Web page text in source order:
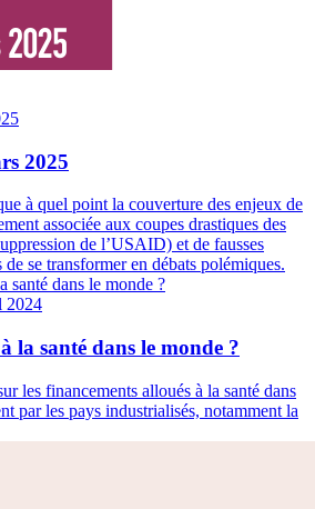
2025
à quel point la couverture des enjeux de
associée aux coupes drastiques des
de l’USAID) et de fausses
se transformer en débats polémiques.
2024
la santé dans le monde ?
les financements alloués à la santé dans
par les pays industrialisés, notamment la